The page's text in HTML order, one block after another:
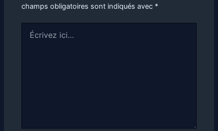
champs obligatoires sont indiqués avec *
ici…